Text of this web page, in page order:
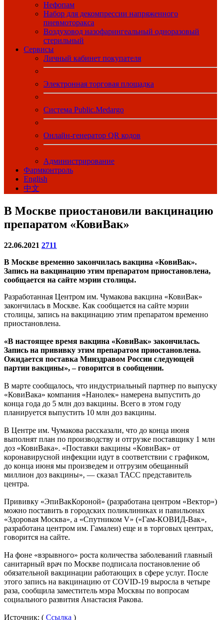
Нефопам
Набор для декомпрессии напряженного
пневмоторакса
Воздуховод назофарингеальный одноразовый
стерильный
Сервисы
Личный кабинет покупателя
Электронная торговая площадка
Система Public.Medargo
Онлайн-генератор QR кодов
Администрирование
Фармконтроль
English
中文
В Москве приостановили вакцинацию
препаратом «КовиВак»
22.06.2021 2711
В Москве временно закончилась вакцина «КовиВак».
Запись на вакцинацию этим препаратом приостановлена,
сообщается на сайте мэрии столицы.
Разработанная Центром им. Чумакова вакцина «КовиВак»
закончилась в Москве. Как сообщается на сайте мэрии
столицы, запись на вакцинацию этим препаратом временно
приостановлена.
«В настоящее время вакцина «КовиВак» закончилась.
Запись на прививку этим препаратом приостановлена.
Ожидается поставка Минздравом России следующей
партии вакцины», – говорится в сообщении.
В марте сообщалось, что индустриальный партнер по выпуску
«КовиВака» компания «Нанолек» намерена выпустить до
конца года до 5 млн доз вакцины. Всего в этом году
планируется выпустить 10 млн доз вакцины.
В Центре им. Чумакова рассказали, что до конца июня
выполнят план по производству и отгрузке поставщику 1 млн
доз «КовиВака». «Поставки вакцины «КовиВак» от
коронавирусной инфекции идут в соответствии с графиком,
до конца июня мы произведем и отгрузим обещанный
миллион доз вакцины», — сказал ТАСС представитель
центра.
Прививку «ЭпиВакКороной» (разработана центром «Вектор»)
можно поставить в городских поликлиниках и павильонах
«Здоровая Москва», а «Спутником V» («Гам-КОВИД-Вак»,
разработана центром им. Гамалеи) еще и в торговых центрах,
говорится на сайте.
На фоне «взрывного» роста количества заболеваний главный
санитарный врач по Москве подписала постановление об
обязательной вакцинации работающих в сфере услуг. После
этого запись на вакцинацию от COVID-19 выросла в четыре
раза, сообщила заместитель мэра Москвы по вопросам
социального развития Анастасия Ракова.
Источник: ( Ссылка )